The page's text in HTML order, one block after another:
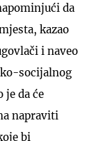
da
kazao
i naveo
socijalnog
je da će
napraviti
bi